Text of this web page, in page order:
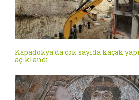
Kapadokya'da çok sayıda kaçak
açıklandı